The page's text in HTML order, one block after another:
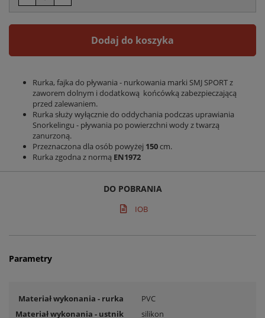
Dodaj do koszyka
Rurka, fajka do pływania - nurkowania marki SMJ SPORT z
zaworem dolnym i dodatkową końcówką zabezpieczającą
przed zalewaniem.
Rurka służy wyłącznie do oddychania podczas uprawiania
Snorkelingu - pływania po powierzchni wody z twarzą
zanurzoną.
Przeznaczona dla osób powyżej 150cm.
Rurka zgodna z normą EN1972
DO POBRANIA
IOB
Parametry
Materiał wykonania - rurka
PVC
Materiał wykonania - ustnik
silikon